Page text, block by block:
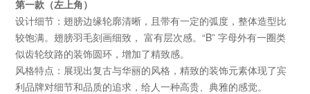
第一款（左上角）
设计细节：翅膀边缘轮廓清晰，且带有一定的弧度，整体造型比
较饱满。翅膀羽毛刻画细致， 富有层次感。“B”字母外有一圈类
似齿轮纹路的装饰圆环，增加了精致感。
风格特点：展现出复古与华丽的风格，精致的装饰元素体现了宾
利品牌对细节和品质的追求，给人一种高贵、典雅的感觉。